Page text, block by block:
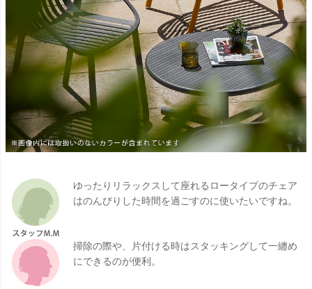
ゆったりリラックスして座れるロータイプのチェア
はのんびりした時間を過ごすのに使いたいですね。
掃除の際や、片付ける時はスタッキングして一纏め
にできるのが便利。